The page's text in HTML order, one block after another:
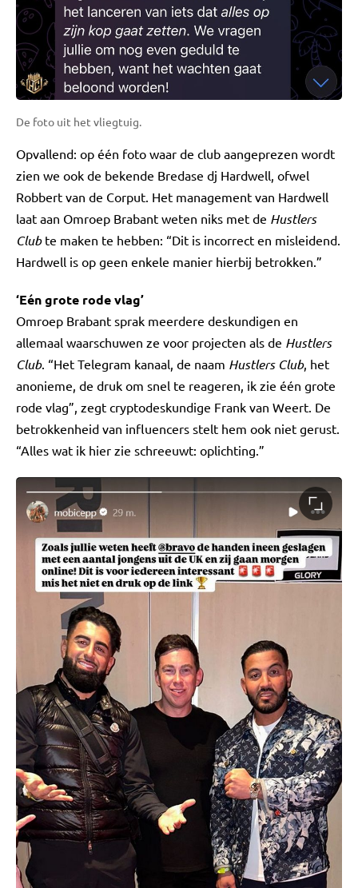
De foto uit het vliegtuig.
Opvallend: op één foto waar de club aangeprezen wordt
zien we ook de bekende Bredase dj Hardwell, ofwel
Robbert van de Corput. Het management van Hardwell
laat aan Omroep Brabant weten niks met de Hustlers
Clubte maken te hebben: “Dit is incorrect en misleidend.
Hardwell is op geen enkele manier hierbij betrokken.”
‘Eén grote rode vlag’
Omroep Brabant sprak meerdere deskundigen en
allemaal waarschuwen ze voor projecten als de Hustlers
Club. “Het Telegram kanaal, de naam Hustlers Club, het
anonieme, de druk om snel te reageren, ik zie één grote
rode vlag”, zegt cryptodeskundige Frank van Weert. De
betrokkenheid van influencers stelt hem ook niet gerust.
“Alles wat ik hier zie schreeuwt: oplichting.”